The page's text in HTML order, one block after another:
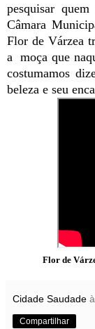
pesquisar
Câmara
Flor de Várzea
a moça que
costumamos
beleza e seu
Flor de
Cidade Saudade
Compartilhar